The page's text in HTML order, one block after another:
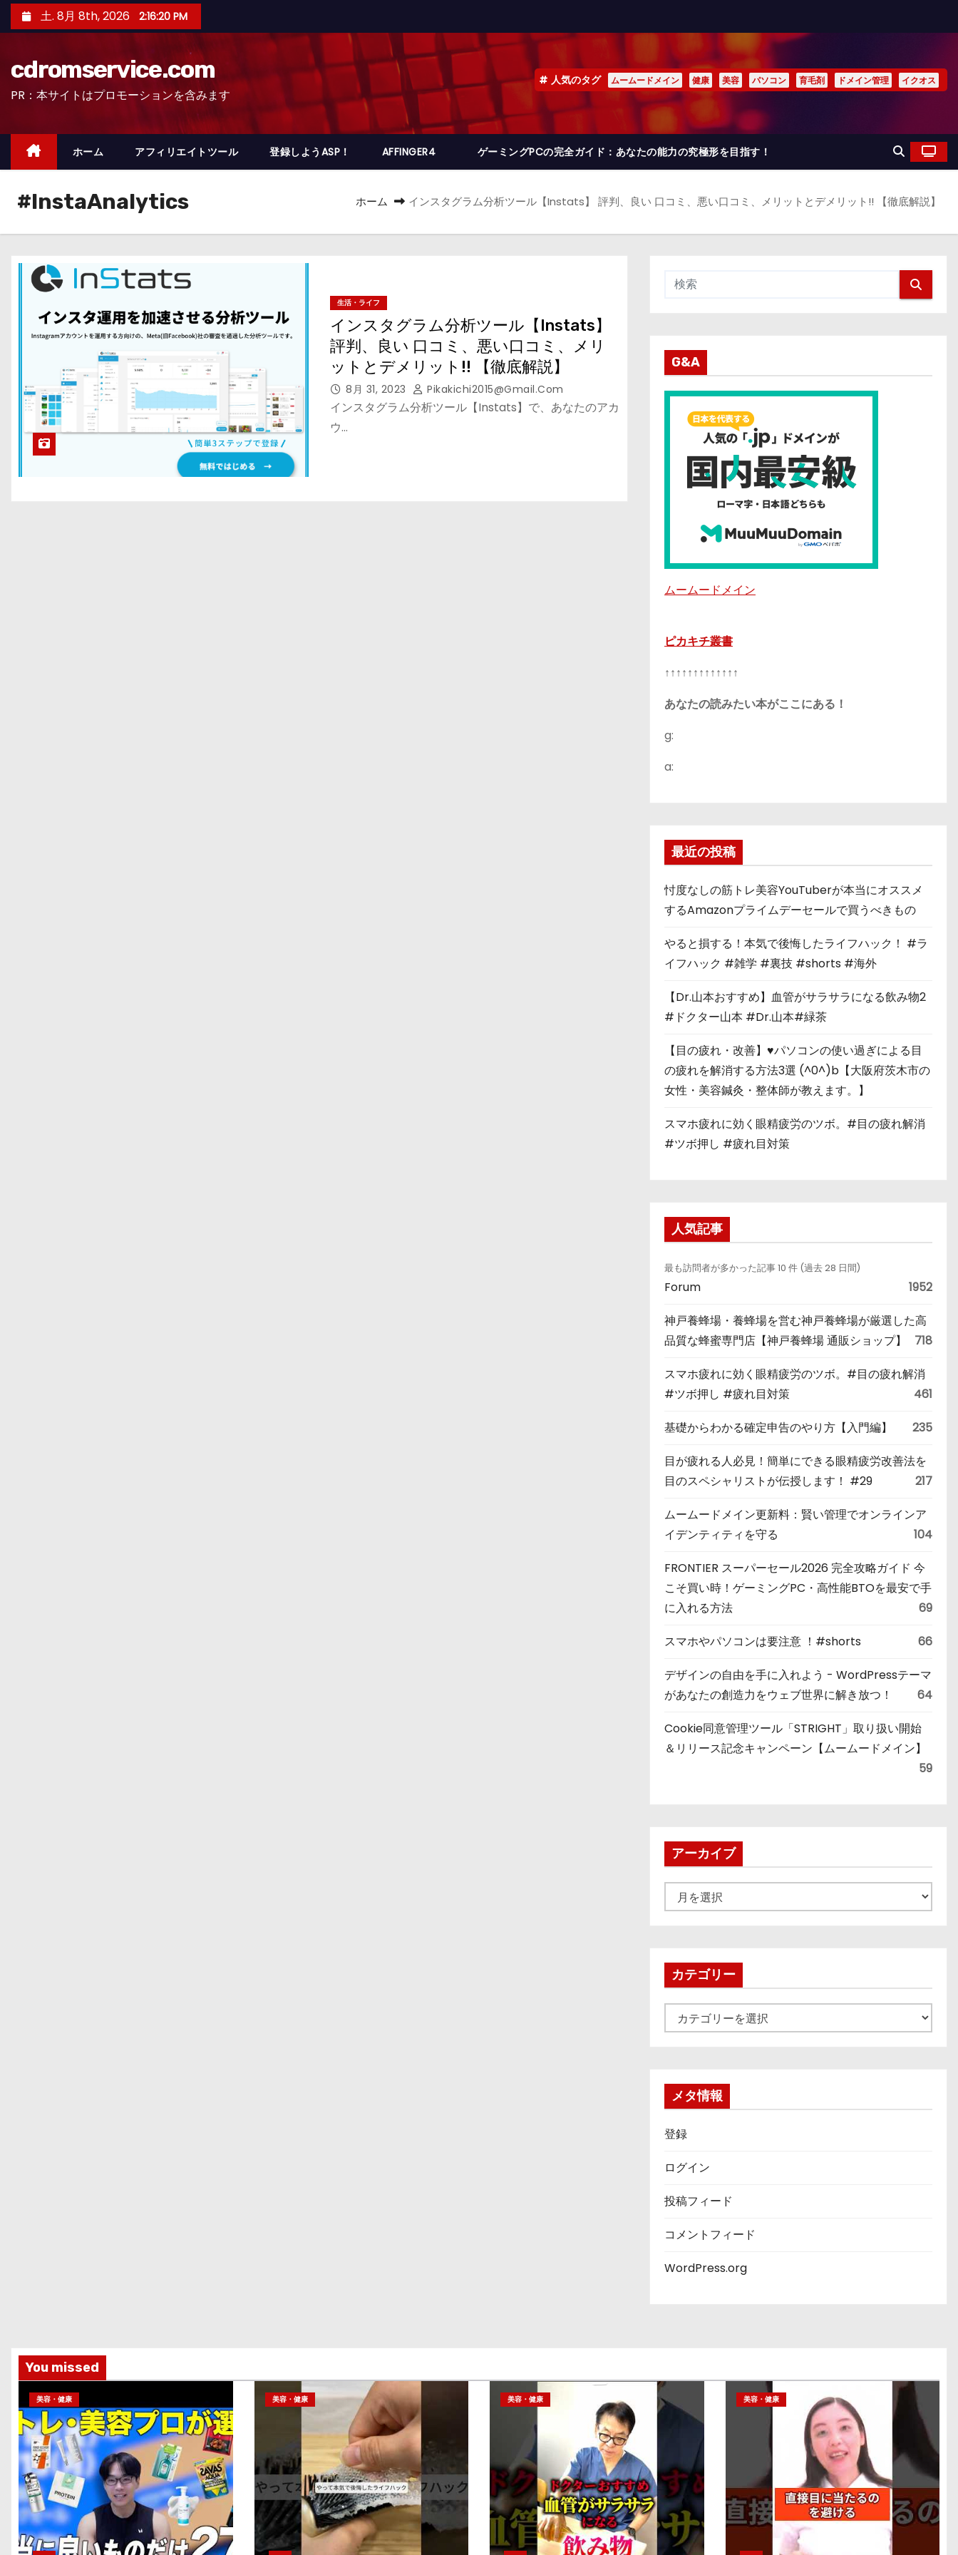
ン
ッ
土. 8月 8th, 2026 2:16:21 PM
cdromservice.com
PR：本サイトはプロモーションを含みます
人気のタグ ムームードメイン 健康 美容 パソコン 育毛剤 ドメイン管理 イクオス
ホーム アフィリエイトツール 登録しようASP！ AFFINGER4 ゲーミングPCの完全ガイド：あなたの能力の究極形を目指す！
#InstaAnalytics ホーム インスタグラム分析ツール【Instats】 評判、良い 口コミ、悪い口コミ、メリットとデメリット!! 【徹底解説】
生活・ライフ
インスタグラム分析ツール【Instats】
評判、良い 口コミ、悪い口コミ、メリ
ットとデメリット!! 【徹底解説】
8月 31, 2023 Pikakichi2015@gmail.com
インスタグラム分析ツール【Instats】で、あなたのアカ
ウ…
G&A
ムームードメイン
ピカキチ叢書
↑↑↑↑↑↑↑↑↑↑↑↑↑
あなたの読みたい本がここにある！
g:
a:
最近の投稿
忖度なしの筋トレ美容YouTuberが本当にオススメ
するAmazonプライムデーセールで買うべきもの
やると損する！本気で後悔したライフハック！ #ラ
イフハック #雑学 #裏技 #shorts #海外
【Dr.山本おすすめ】血管がサラサラになる飲み物2
#ドクター山本 #Dr.山本#緑茶
【目の疲れ・改善】♥パソコンの使い過ぎによる目
の疲れを解消する方法3選 (^0^)b【大阪府茨木市の
女性・美容鍼灸・整体師が教えます。】
スマホ疲れに効く眼精疲労のツボ。#目の疲れ解消
#ツボ押し #疲れ目対策
人気記事
最も訪問者が多かった記事 10 件 (過去 28 日間)
Forum 1952
神戸養蜂場・養蜂場を営む神戸養蜂場が厳選した高
品質な蜂蜜専門店【神戸養蜂場 通販ショップ】
718
スマホ疲れに効く眼精疲労のツボ。#目の疲れ解消
#ツボ押し #疲れ目対策
461
基礎からわかる確定申告のやり方【入門編】 235
目が疲れる人必見！簡単にできる眼精疲労改善法を
目のスペシャリストが伝授します！ #29
217
ムームードメイン更新料：賢い管理でオンラインア
イデンティティを守る
104
FRONTIER スーパーセール2026 完全攻略ガイド 今
こそ買い時！ゲーミングPC・高性能BTOを最安で手
に入れる方法
69
スマホやパソコンは要注意 ！#shorts 66
デザインの自由を手に入れよう - WordPressテーマ
があなたの創造力をウェブ世界に解き放つ！
64
Cookie同意管理ツール「STRIGHT」取り扱い開始
＆リリース記念キャンペーン【ムームードメイン】
59
アーカイブ
ー
ブカテゴリー
テ
メタ情報
登録
ログイン
投稿フィード
コメントフィード
WordPress.org
You missed
美容・健康 美容・健康 美容・健康 美容・健康